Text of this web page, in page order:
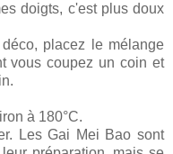
doigts, c'est plus doux
placez le mélange
vous coupez un coin et
à 180°C.
Les Gai Mei Bao sont